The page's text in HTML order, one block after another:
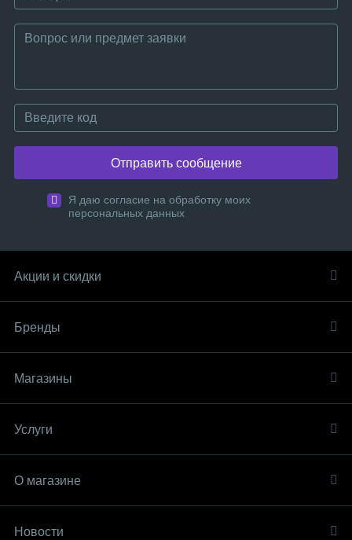
Отправить сообщение
Я даю согласие на обработку моих
персональных данных
Акции и скидки
Бренды
Магазины
Услуги
О магазине
Новости